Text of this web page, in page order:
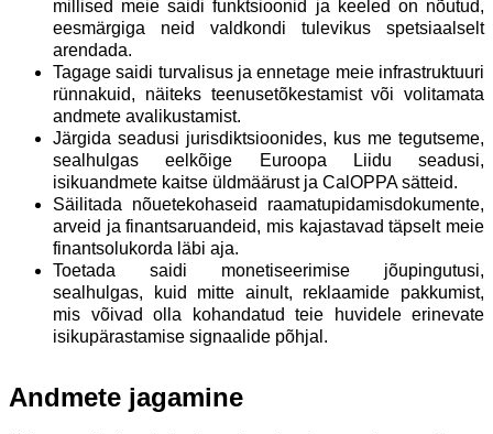
millised meie saidi funktsioonid ja keeled on nõutud,
eesmärgiga neid valdkondi tulevikus spetsiaalselt
arendada.
Tagage saidi turvalisus ja ennetage meie infrastruktuuri
rünnakuid, näiteks teenusetõkestamist või volitamata
andmete avalikustamist.
Järgida seadusi jurisdiktsioonides, kus me tegutseme,
sealhulgas eelkõige Euroopa Liidu seadusi,
isikuandmete kaitse üldmäärust ja CalOPPA sätteid.
Säilitada nõuetekohaseid raamatupidamisdokumente,
arveid ja finantsaruandeid, mis kajastavad täpselt meie
finantsolukorda läbi aja.
Toetada saidi monetiseerimise jõupingutusi,
sealhulgas, kuid mitte ainult, reklaamide pakkumist,
mis võivad olla kohandatud teie huvidele erinevate
isikupärastamise signaalide põhjal.
Andmete jagamine